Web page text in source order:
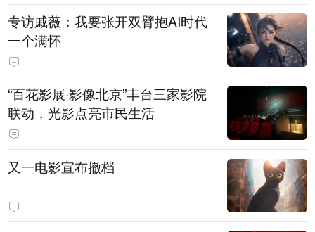
专访戚薇：我要张开双臂抱AI时代
一个满怀
“百花影展·影像北京”丰台三家影院
联动，光影点亮市民生活
又一电影宣布撤档